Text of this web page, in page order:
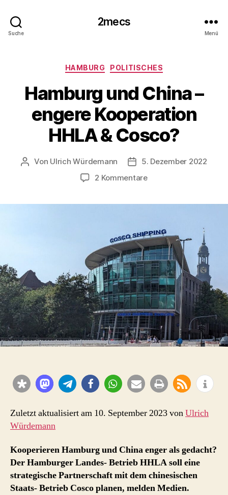
Suche
2mecs
Menü
Kategorien
HAMBURG POLITISCHES
Hamburg und China –
engere Kooperation
HHLA & Cosco?
Beitragsautor
Von Ulrich Würdemann Beitragsdatum
5. Dezember 2022
2 Kommentarezu
engere
Kooperation
HHLA
&
Cosco?
Zuletzt aktualisiert am 10. September 2023 vonUlrich
Würdemann
Kooperieren Hamburg und China enger als gedacht?
Der Hamburger Landes- Betrieb HHLA soll eine
strategische Partnerschaft mit dem chinesischen
Staats- Betrieb Cosco planen, melden Medien.